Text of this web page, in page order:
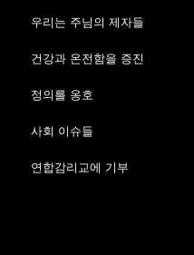
우리는 주님의 제자들
건강과 온전함을 증진
정의를 옹호
사회 이슈들
연합감리교에 기부